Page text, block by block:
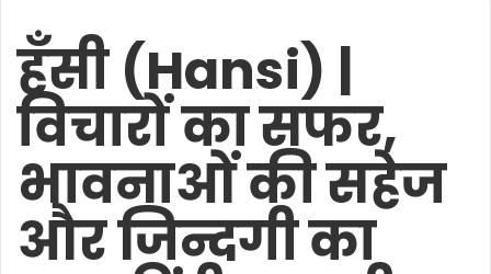
हँसी (Hansi) |
विचारों का सफर,
भावनाओं की सहेज
और जिन्दगी का